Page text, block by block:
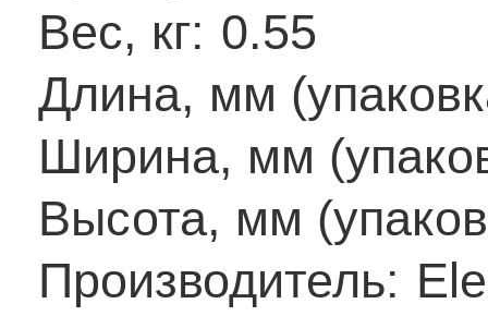
Вес, кг: 0.55
Длина, мм
Ширина, мм
Высота, мм
Производитель: